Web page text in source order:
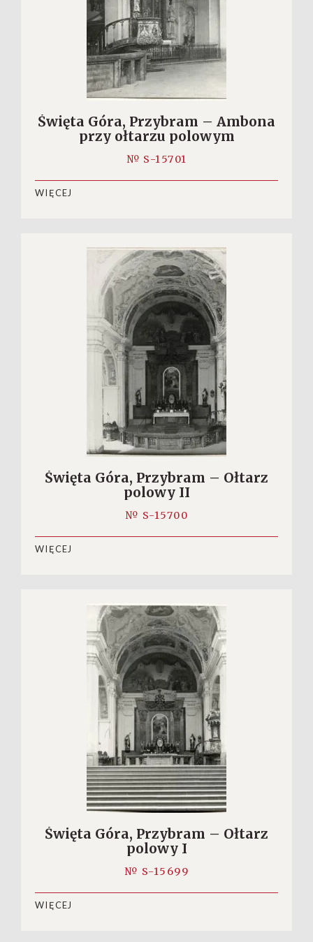
Święta Góra, Przybram – Ambona
przy ołtarzu polowym
№ S-15701
WIĘCEJ
Święta Góra, Przybram – Ołtarz
polowy II
№ S-15700
WIĘCEJ
Święta Góra, Przybram – Ołtarz
polowy I
№ S-15699
WIĘCEJ